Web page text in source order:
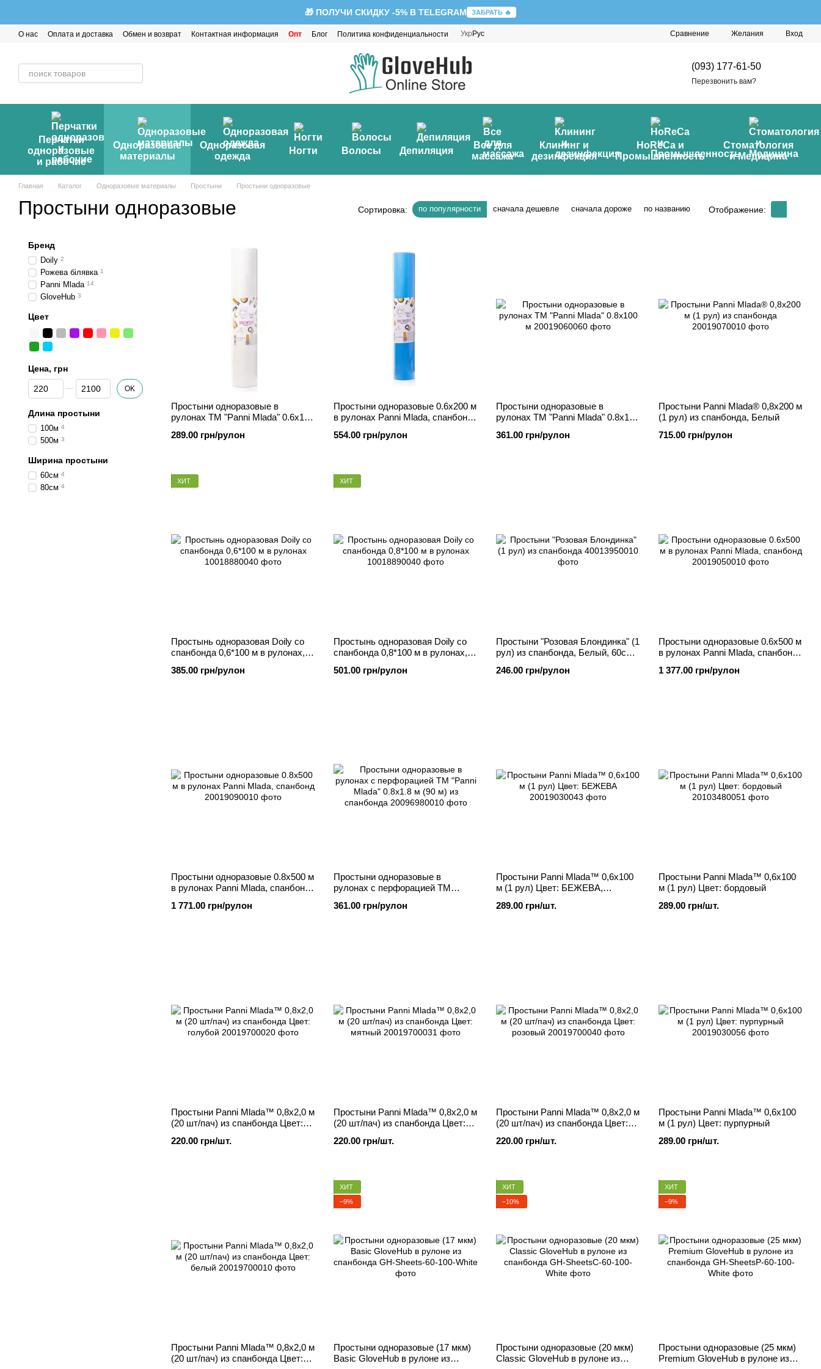
🎁 ПОЛУЧИ СКИДКУ -5% В TELEGRAM ЗАБРАТЬ 🔥
О нас Оплата и доставка Обмен и возврат Контактная информация Опт Блог Политика конфиденциальности Укр Рус Сравнение Желания Вход
(093) 177-61-50
Перезвонить вам?
Перчатки
одноразовые
и рабочие
Одноразовые
материалы
Одноразовая
одежда
Ногти Волосы Депиляция
Все для
массажа
Клининг и
дезинфекция
HoReCa и
Промышленность
Стоматология
и Медицина
Главная Каталог Одноразовые материалы Простыни Простыни одноразовые
Простыни одноразовые Сортировка: по популярности сначала дешевле сначала дороже по названию Отображение:
Простыни одноразовые в
рулонах ТМ "Panni Mlada" 0.6х100
289.00 грн/рулон
Простыни одноразовые 0.6х200 м
в рулонах Panni Mlada, спанбонд,
554.00 грн/рулон
Простыни одноразовые в
рулонах ТМ "Panni Mlada" 0.8х100
361.00 грн/рулон
Простыни Panni Mlada® 0,8х200 м
(1 рул) из спанбонда, Белый
715.00 грн/рулон
ХИТ
Простынь одноразовая Doily со
спанбонда 0,6*100 м в рулонах,
385.00 грн/рулон
ХИТ
Простынь одноразовая Doily со
спанбонда 0,8*100 м в рулонах,
501.00 грн/рулон
Простыни "Розовая Блондинка" (1
рул) из спанбонда, Белый, 60см,
246.00 грн/рулон
Простыни одноразовые 0.6х500 м
в рулонах Panni Mlada, спанбонд,
1 377.00 грн/рулон
Простыни одноразовые 0.8х500 м
в рулонах Panni Mlada, спанбонд,
1 771.00 грн/рулон
Простыни одноразовые в
рулонах с перфорацией ТМ
спанбонда, Белый
361.00 грн/рулон
Простыни Panni Mlada™ 0,6х100
м (1 рул) Цвет: БЕЖЕВА,
289.00 грн/шт.
Простыни Panni Mlada™ 0,6х100
м (1 рул) Цвет: бордовый
289.00 грн/шт.
Простыни Panni Mlada™ 0,8х2,0 м
(20 шт/пач) из спанбонда Цвет:
220.00 грн/шт.
Простыни Panni Mlada™ 0,8х2,0 м
(20 шт/пач) из спанбонда Цвет:
220.00 грн/шт.
Простыни Panni Mlada™ 0,8х2,0 м
(20 шт/пач) из спанбонда Цвет:
220.00 грн/шт.
Простыни Panni Mlada™ 0,6х100
м (1 рул) Цвет: пурпурный
289.00 грн/шт.
Простыни Panni Mlada™ 0,8х2,0 м
(20 шт/пач) из спанбонда Цвет:
ХИТ
−9%
Простыни одноразовые (17 мкм)
Basic GloveHub в рулоне из
ХИТ
−10%
Простыни одноразовые (20 мкм)
Classic GloveHub в рулоне из
ХИТ
−9%
Простыни одноразовые (25 мкм)
Premium GloveHub в рулоне из
Бренд
Doily 2
Рожева білявка 1
Panni Mlada 14
GloveHub 3
Цвет
Цена, грн
От Цена, грн
До Цена, грн OK
Длина простыни
100м 4
500м 3
Ширина простыни
60см 4
80см 4